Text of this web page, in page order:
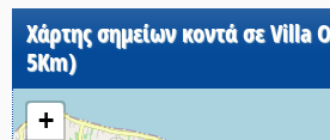
Χάρτης σημείων κοντά σε Villa
5Km)
+